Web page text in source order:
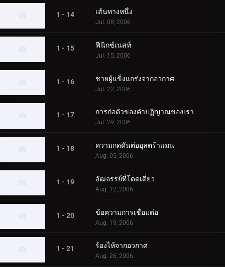
1 - 14 เส้นทางหนึ่ง
Jul. 08, 2006
1 - 15 ฟีนิกซ์เนสท์
Jul. 15, 2006
1 - 16 ชายผู้แข็งแกร่งจากอวกาศ
Jul. 22, 2006
1 - 17 การก่อตัวของคำปฏิญาณของเรา
Jul. 29, 2006
1 - 18 ความกดดันต่ออุลตร้าแมน
Aug. 05, 2006
1 - 19 อัฒจรรย์ที่โดดเดี่ยว
Aug. 12, 2006
1 - 20 ข้อความการเชื่อมต่อ
Aug. 19, 2006
1 - 21 ร้องไห้จากอวกาศ
Aug. 26, 2006